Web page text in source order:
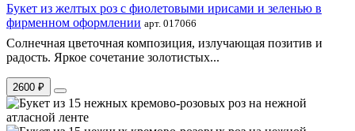
Букет из желтых роз с фиолетовыми ирисами и зеленью в
фирменном оформлении арт. 017066
Солнечная цветочная композиция, излучающая позитив и
радость. Яркое сочетание золотистых...
2600 ₽